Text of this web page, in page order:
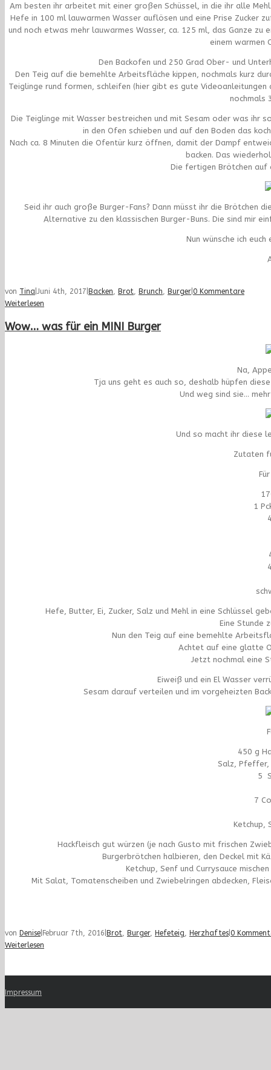
Am besten ihr arbeitet mit einer großen Schüssel, in die ihr alle
Hefe in 100 ml lauwarmen Wasser auflösen und eine Prise Zucker
und noch etwas mehr lauwarmes Wasser, ca. 125 ml, das Ganze zu
einem warmen
Den Backofen und 250 Grad Ober- und
Den Teig auf die bemehlte Arbeitsfläche kippen, nochmals kurz
Teiglinge rund formen, schleifen (hier gibt es gute
nochmals
Die Teiglinge mit Wasser bestreichen und mit Sesam oder was ihr
in den Ofen schieben und auf den Boden das
Nach ca. 8 Minuten die Ofentür kurz öffnen, damit der Dampf
backen. Das
Die fertigen Brötchen auf
Seid ihr auch große Burger-Fans? Dann müsst ihr die Brötchen
Alternative zu den klassischen Burger-Buns. Die sind mir
Nun wünsche ich
von Tina Juni 4th, 2017 Backen, Brot, Brunch, Burger 0 Kommentare
Weiterlesen
Wow… was für ein MINI Burger
Na,
Tja uns geht es auch so, deshalb hüpfen
Und weg sind sie…
Und so macht ihr diese
Zutaten
1
Hefe, Butter, Ei, Zucker, Salz und Mehl in eine Schlüssel
Eine Stunde
Nun den Teig auf eine bemehlte
Achtet auf eine glatte
Jetzt nochmal eine
Eiweiß und ein El Wasser
Sesam darauf verteilen und im vorgeheizten
450 g
Salz, Pfeffer,
5
7
Ketchup,
Hackfleisch gut würzen (je nach Gusto mit frischen
Burgerbrötchen halbieren, den Deckel mit
Ketchup, Senf und Currysauce
Mit Salat, Tomatenscheiben und Zwiebelringen abdecken,
von Denise Februar 7th, 2016 Brot Burger, Hefeteig Herzhaftes 0
Weiterlesen
Impressum